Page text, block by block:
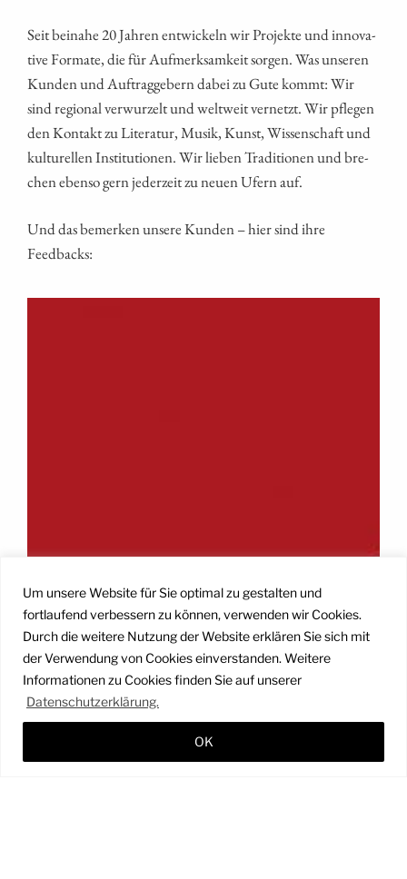
Um unsere Website für Sie optimal zu gestalten und
fortlaufend verbessern zu können, verwenden wir Cookies.
Durch die weitere Nutzung der Website erklären Sie sich mit
der Verwendung von Cookies einverstanden. Weitere
Informationen zu Cookies finden Sie auf unserer
Datenschutzerklärung.
OK
Seit bei­na­he 20 Jah­ren ent­wi­ckeln wir Pro­jek­te und inno­va­
ti­ve For­ma­te, die für Auf­merk­sam­keit sor­gen. Was unse­ren
Kun­den und Auf­trag­ge­bern dabei zu Gute kommt: Wir
sind regio­nal ver­wur­zelt und welt­weit ver­netzt. Wir pfle­gen
den Kon­takt zu Lite­ra­tur, Musik, Kunst, Wis­sen­schaft und
kul­tu­rel­len Insti­tu­tio­nen. Wir lie­ben Tra­di­tio­nen und bre­
chen eben­so gern jeder­zeit zu neu­en Ufern auf.
Und das bemer­ken unse­re Kun­den – hier sind ihre
Feedbacks: